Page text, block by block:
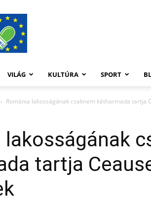
FüHü
VILÁG KULTÚRA SPORT
Románia lakosságának csaknem kétharmada tartja
lakosságának
tartja